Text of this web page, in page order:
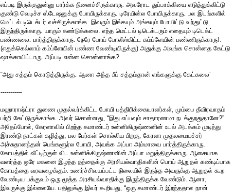
எப்படி இருக்குதுன்னு பார்க்க நினைச்சிருக்காரு. அவரோட துப்பாக்கியை எடுத்துக்கிட்டு
குண்டு வெடிச்ச ஸ்டேஷனுக்கு போயிருக்காரு. டிரேயின்ல போயிருக்காரு. பல இடங்களில்
மெட்டல் டிடெக்டர் வச்சிருக்காங்க. இவரும் இங்கயும் அங்கயும் போயிட்டு வந்துட்டு
இருந்திருக்காரு. யாரும் கண்டுக்கலை. எந்த மெட்டல் டிடெக்டரும் எதையும் டிடெக்ட்
பண்ணலை. பார்த்திருக்காரு. நேரே போய் போலீஸ்கிட்ட கம்ப்ளேயின் பண்ணிருக்காரு!.
(எதுக்கெல்லாம் கம்ப்ளேயின் பண்ண வேண்டியிருக்கு) அதுக்கு அவுங்க சொன்னத கேட்டு
ஷாக்காயிட்டாரு. அப்படி என்ன சொன்னாங்க?
“அது சத்தம் கொடுத்திருக்கு. ஆனா அந்த பீப் சத்தம்தான் எங்களுக்கு கேட்கலை”
-----------
மஹாராஷ்ட்ரா துணை முதல்வர்க்கிட்ட போயி பத்திரிக்கையாளர்கள், மும்பை தீவிரவாதம்
பற்றி கேட்டுருக்காங்க. அவர் சொன்னது, “இது எப்பவும் சாதாரணமா நடக்குறதுதானே?”.
அதேப்போல், கேரளாவில் பிறந்த கமாண்டர் உன்னிகிருஷ்ணனின் உடல் அடக்கம் முடிந்து
இரண்டு நாட்கள் கழித்து, பல பேர்கள் சொல்லிய பிறகு, கேரளா முதலமையச்சர்
அச்சுதானந்தன் பெங்களூர்ல போயி, அவங்க அப்பா அம்மாவை பார்த்திருக்காரு.
கோபத்தில் வீட்டிற்குள் விட உன்னிக்கிருஷ்ணனின் அப்பா மறுத்திருக்காரு. ஆசையாக
வளர்த்த ஒரே மகனை இழந்த தந்தைக்கு அரசியல்வாதிகளின் பொய் ஆறுதல் கண்டிப்பாக
கோபத்தை வரவழைக்கும். உணர்ச்சிவயப்பட்ட நிலையில் இருந்த அவருக்கு ஆறுதல் கூற
வேண்டிய பக்குவம் ஒரு மூத்த அரசியல்வாதிக்கு இருந்திருக்க வேண்டும். ஆனா,
இவருக்கு இல்லையே. பதிலுக்கு இவர் கூறியது, “ஒரு கமாண்டர் இறந்ததால நான்